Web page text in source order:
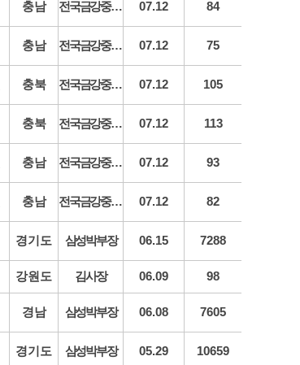
충남 전국금강중장비 07.12 84
충남 전국금강중장비 07.12 75
충북 전국금강중장비 07.12 105
충북 전국금강중장비 07.12 113
충남 전국금강중장비 07.12 93
충남 전국금강중장비 07.12 82
경기도 삼성박부장 06.15 7288
강원도 김사장 06.09 98
경남 삼성박부장 06.08 7605
경기도 삼성박부장 05.29 10659